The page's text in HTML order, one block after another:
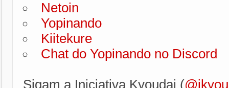
Netoin
Yopinando
Kiitekure
Chat do Yopinando no Discord
Sigam a Iniciativa Kyoudai (